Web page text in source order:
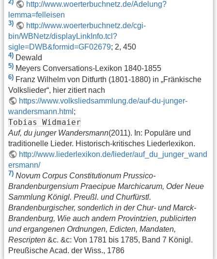
http://www.woerterbuchnetz.de/Adelung?
lemma=felleisen
3)
http://www.woerterbuchnetz.de/cgi-
bin/WBNetz/displayLinkInfo.tcl?
sigle=DWB&formid=GF02679; 2, 450
4) Dewald
5) Meyers Conversations-Lexikon 1840-1855
6) Franz Wilhelm von Ditfurth (1801-1880) in „Fränkische
Volkslieder“, hier zitiert nach
https://www.volksliedsammlung.de/auf-du-junger-
wandersmann.html ;
Tobias Widmaier
Auf, du junger Wandersmann(2011). In: Populäre und
traditionelle Lieder. Historisch-kritisches Liederlexikon.
http://www.liederlexikon.de/lieder/auf_du_junger_wand
ersmann/
7) Novum Corpus Constitutionum Prussico-
Brandenburgensium Praecipue Marchicarum, Oder Neue
Sammlung Königl. Preußl. und Churfürstl.
Brandenburgischer, sonderlich in der Chur- und Marck-
Brandenburg, Wie auch andern Provintzien, publicirten
und ergangenen Ordnungen, Edicten, Mandaten,
Rescripten &c. &c: Von 1781 bis 1785, Band 7 Königl.
Preußische Acad. der Wiss., 1786